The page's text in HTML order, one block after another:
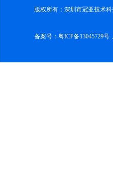
版权所有：深圳市冠亚技术
备案号： 粤ICP备13045729号